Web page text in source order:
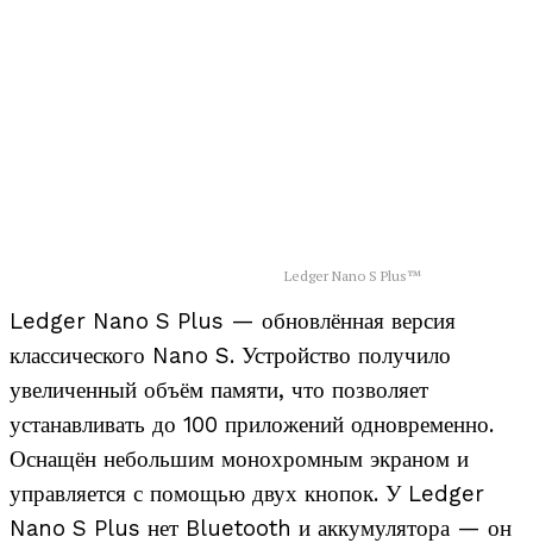
Ledger Nano S Plus™
Ledger Nano S Plus — обновлённая версия
классического Nano S. Устройство получило
увеличенный объём памяти, что позволяет
устанавливать до 100 приложений одновременно.
Оснащён небольшим монохромным экраном и
управляется с помощью двух кнопок. У Ledger
Nano S Plus нет Bluetooth и аккумулятора — он